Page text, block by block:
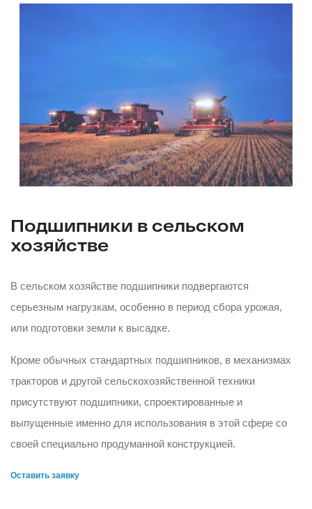
Подшипники в сельском
хозяйстве
В сельском хозяйстве подшипники подвергаются
серьезным нагрузкам, особенно в период сбора урожая,
или подготовки земли к высадке.
Кроме обычных стандартных подшипников, в механизмах
тракторов и другой сельскохозяйственной техники
присутствуют подшипники, спроектированные и
выпущенные именно для использования в этой сфере со
своей специально продуманной конструкцией.
Оставить заявку